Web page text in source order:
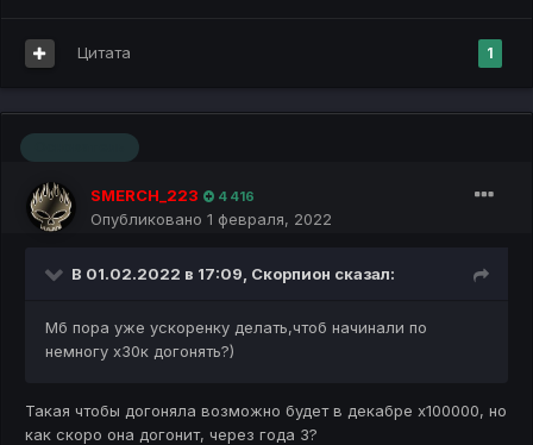
1
Цитата
SMERCH_223 4 416
Опубликовано 1 февраля, 2022
В 01.02.2022 в 17:09, Скорпион сказал:
Мб пора уже ускоренку делать,чтоб начинали по
немногу х30к догонять?)
Такая чтобы догоняла возможно будет в декабре х100000, но
как скоро она догонит, через года 3?